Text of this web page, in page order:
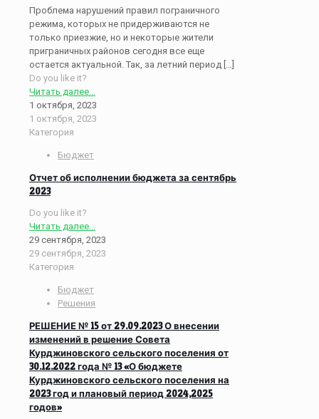
Проблема нарушений правил пограничного
режима, которых не придерживаются не
только приезжие, но и некоторые жители
приграничных районов сегодня все еще
остается актуальной. Так, за летний период
Do you like it?
Читать далее...
1 октября, 2023
1 октября, 2023
Категория
Бюджет
Отчет об исполнении бюджета за сентябрь
2023
Do you like it?
Читать далее...
29 сентября, 2023
29 сентября, 2023
Категория
Бюджет
Решения
РЕШЕНИЕ № 15 от 29.09.2023 О внесении
изменений в решение Совета
Курджиновского сельского поселения от
30.12.2022 года № 13 «О бюджете
Курджиновского сельского поселения на
2023 год и плановый период 2024,2025
годов»